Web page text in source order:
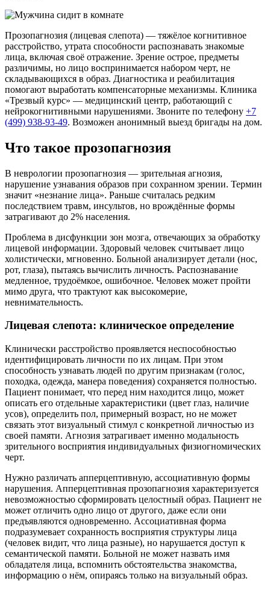
Прозопагнозия (лицевая слепота) — тяжёлое когнитивное
расстройство, утрата способности распознавать знакомые
лица, включая своё отражение. Зрение острое, предметы
различимы, но лицо воспринимается набором черт, не
складывающихся в образ. Диагностика и реабилитация
помогают выработать компенсаторные механизмы. Клиника
«Трезвый курс» — медицинский центр, работающий с
нейрокогнитивными нарушениями. Звоните по телефону +7
(499) 938-93-49. Возможен анонимный выезд бригады на дом.
Что такое прозопагнозия
В неврологии прозопагнозия — зрительная агнозия,
нарушение узнавания образов при сохранном зрении. Термин
значит «незнание лица». Раньше считалась редким
последствием травм, инсультов, но врождённые формы
затрагивают до 2% населения.
Проблема в дисфункции зон мозга, отвечающих за обработку
лицевой информации. Здоровый человек считывает лицо
холистически, мгновенно. Больной анализирует детали (нос,
рот, глаза), пытаясь вычислить личность. Распознавание
медленное, трудоёмкое, ошибочное. Человек может пройти
мимо друга, что трактуют как высокомерие,
невнимательность.
Лицевая слепота: клиническое определение
Клинически расстройство проявляется неспособностью
идентифицировать личности по их лицам. При этом
способность узнавать людей по другим признакам (голос,
походка, одежда, манера поведения) сохраняется полностью.
Пациент понимает, что перед ним находится лицо, может
описать его отдельные характеристики (цвет глаз, наличие
усов), определить пол, примерный возраст, но не может
связать этот визуальный стимул с конкретной личностью из
своей памяти. Агнозия затрагивает именно модальность
зрительного восприятия индивидуальных физиогномических
черт.
Нужно различать апперцептивную, ассоциативную формы
нарушения. Апперцептивная прозопагнозия характеризуется
невозможностью сформировать целостный образ. Пациент не
может отличить одно лицо от другого, даже если они
предъявляются одновременно. Ассоциативная форма
подразумевает сохранность восприятия структуры лица
(человек видит, что лица разные), но нарушается доступ к
семантической памяти. Больной не может назвать имя
обладателя лица, вспомнить обстоятельства знакомства,
информацию о нём, опираясь только на визуальный образ.